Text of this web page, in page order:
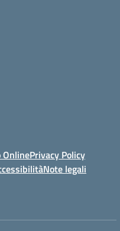
OnlinePrivacy Policy
Note legali